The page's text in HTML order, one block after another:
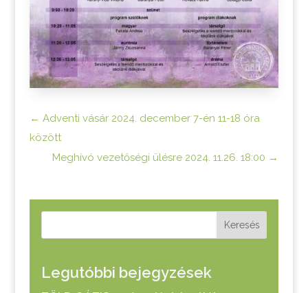
← Adventi vásár 2024. december 7-én 11-18 óra
között
Meghívó vezetőségi ülésre 2024. 11.26. 18:00 →
Keresés
Legutóbbi bejegyzések